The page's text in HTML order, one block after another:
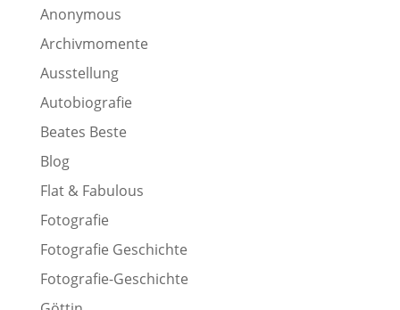
Anonymous
Archivmomente
Ausstellung
Autobiografie
Beates Beste
Blog
Flat & Fabulous
Fotografie
Fotografie Geschichte
Fotografie-Geschichte